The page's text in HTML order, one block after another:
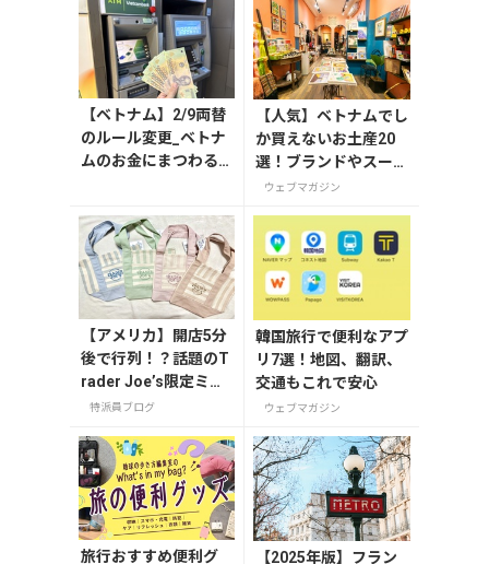
タリ！
【ベトナム】2/9両替
のルール変更_ベトナ
ムのお金にまつわる
【人気】ベトナムでし
か買えないお土産20
選！ブランドやスーパ
ーのお菓子や雑貨まで
ウェブマガジン
【アメリカ】開店5分
後で行列！？話題のT
rader Joe’s限定ミニ
トート発売日レポ
特派員ブログ
韓国旅行で便利なアプ
リ7選！地図、翻訳、
交通もこれで安心
ウェブマガジン
旅行おすすめ便利グ
【2025年版】フラン